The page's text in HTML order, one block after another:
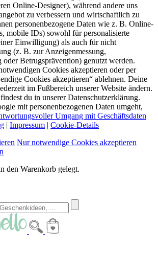
Online-Designer), während andere uns
zu verbessern und wirtschaftlich zu
personenbezogene Daten wie z. B. Online-
mobile IDs) sowohl für personalisierte
Einwilligung) als auch für nicht
(z. B. zur Anzeigenmessung,
oder Betrugsprävention) genutzt werden.
Cookies akzeptieren oder per
Cookies akzeptieren“ ablehnen. Deine
im Fußbereich unserer Website ändern.
du in unserer Datenschutzerklärung.
mit personenbezogenen Daten umgeht,
Umgang mit Geschäftsdaten
| Impressum | Cookie-Details
Nur notwendige Cookies akzeptieren
den Warenkorb gelegt.